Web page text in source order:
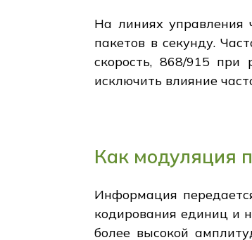
На линиях управления
пакетов в секунду.
скорость, 868/915 при
исключить влияние
Как модуляция
Информация
кодирования единиц и
более высокой